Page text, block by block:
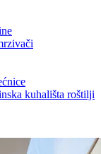
kuhališta roštilji